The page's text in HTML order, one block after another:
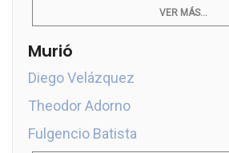
VER MÁS...
Murió
Diego Velázquez
Theodor Adorno
Fulgencio Batista